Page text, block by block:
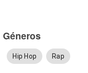
Géneros
Hip Hop Rap